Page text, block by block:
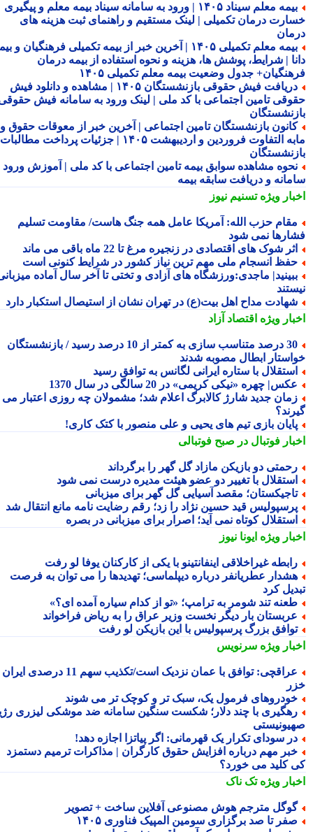
بیمه معلم سیناد ۱۴۰۵ | ورود به سامانه سیناد بیمه معلم و پیگیری
درمان تکمیلی | لینک مستقیم و راهنمای ثبت هزینه های
بیمه معلم تکمیلی ۱۴۰۵ | آخرین خبر از بیمه تکمیلی فرهنگیان و بیمه
| شرایط، پوشش ها، هزینه و نحوه استفاده از بیمه درمان
جدول وضعیت بیمه معلم تکمیلی ۱۴۰۵
دریافت فیش حقوقی بازنشستگان ۱۴۰۵ | مشاهده و دانلود فیش
تامین اجتماعی با کد ملی | لینک ورود به سامانه فیش حقوقی
بازنشستگان تامین اجتماعی | آخرین خبر از معوقات حقوق و
مابه التفاوت فروردین و اردیبهشت ۱۴۰۵ | جزئیات پرداخت مطالبات
مشاهده سوابق بیمه تامین اجتماعی با کد ملی | آموزش ورود به
و دریافت سابقه بیمه
ویژهتسنیم نیوز
حزب الله: آمریکا عامل همه جنگ هاست/ مقاومت تسلیم
نمی شود
شوک های اقتصادی در زنجیره مرغ تا 22 ماه باقی می ماند
انسجام ملی مهم ترین نیاز کشور در شرایط کنونی است
ماجدی:ورزشگاه های آزادی و تختی تا آخر سال آماده میزبانی
مداح اهل بیت(ع) در تهران نشان از استیصال استکبار دارد
ویژهاقتصاد آزاد
30 درصد متناسب سازی به کمتر از 10 درصد رسید / بازنشستگان
ابطال مصوبه شدند
با ستاره ایرانی لگانس به توافق رسید
چهره «نیکی کریمی» در 20 سالگی در سال 1370
جدید شارژ کالابرگ اعلام شد؛ مشمولان چه روزی اعتبار می
بازی تیم های یحیی و علی منصور با کتک کاری!
فوتبال در صبح فوتبالی
دو بازیکن مازاد گل گهر را برگرداند
با تغییر دو عضو هیئت مدیره درست نمی شود
مقصد آسیایی گل گهر برای میزبانی
قید حسین نژاد را زد؛ رقم رضایت نامه مانع انتقال شد
کوتاه نمی آید؛ اصرار برای میزبانی در بصره
ویژهایونا نیوز
غیراخلاقی اینفانتینو با یکی از کارکنان یوفا لو رفت
عطریانفر درباره دیپلماسی؛ تهدیدها را می توان به فرصت
کرد
تند شومر به ترامپ؛ «تو از کدام سیاره آمده ای؟»
بار دیگر نخست وزیر عراق را به ریاض فراخواند
بزرگ پرسپولیس با این بازیکن لو رفت
ویژهسرنویس
عراقچی: توافق با عمان نزدیک است/تکذیب سهم 11 درصدی ایران از
فرمول یک، سبک تر و کوچک تر می شوند
با چند دلار؛ شکست سنگین سامانه ضد موشکی لیزری رژیم
سودای تکرار یک قهرمانی: اگر پیاتزا اجازه دهد!
مهم درباره افزایش حقوق کارگران | مذاکرات ترمیم دستمزد
کلید می خورد؟
ویژهتک ناک
مترجم هوش مصنوعی آفلاین ساخت + تصویر
تا صد برگزاری سومین المپیک فناوری ۱۴۰۵